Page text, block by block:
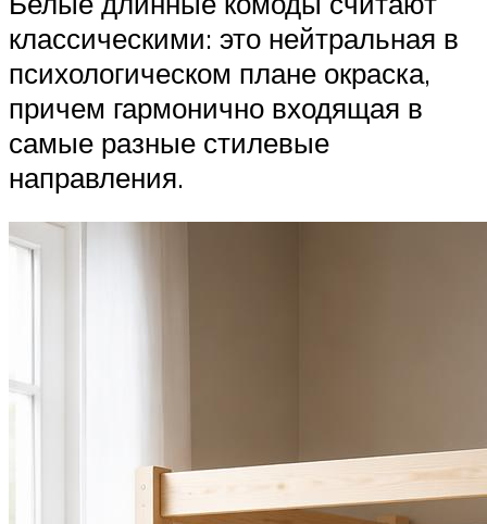
классическими: это нейтральная в
психологическом плане окраска,
причем гармонично входящая в
самые разные стилевые
направления.